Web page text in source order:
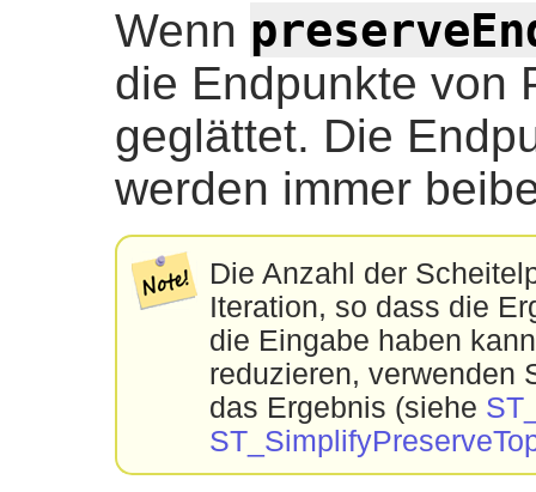
Wenn
die Endpunkte von
geglättet. Die
werden immer
Die Anzahl der
Iteration, so dass die
die Eingabe haben
reduzieren, verwenden
das Ergebnis (siehe